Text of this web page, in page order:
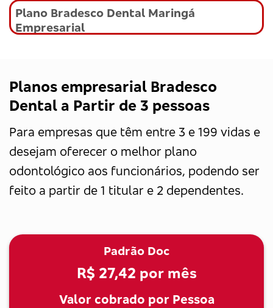
Plano Bradesco Dental Maringá
Empresarial
Planos empresarial Bradesco
Dental a Partir de 3 pessoas
Para empresas que têm entre 3 e 199 vidas e
desejam oferecer o melhor plano
odontológico aos funcionários, podendo ser
feito a partir de 1 titular e 2 dependentes.
Padrão Doc
R$ 27,42 por mês
Valor cobrado por Pessoa